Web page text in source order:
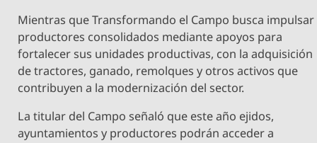
Mientras que Transformando el Campo busca impulsar
productores consolidados mediante apoyos para
fortalecer sus unidades productivas, con la adquisición
de tractores, ganado, remolques y otros activos que
contribuyen a la modernización del sector.
La titular del Campo señaló que este año ejidos,
ayuntamientos y productores podrán acceder a